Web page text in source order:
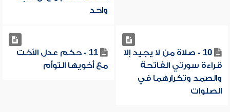
واحد
10 - صلاة من لا يجيد إلا
قراءة سورتي الفاتحة
والصمد وتكرارهما في
الصلوات
11 - حكم عدل الأخت
مع أخويها التوأم